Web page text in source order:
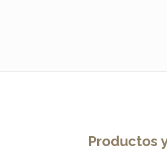
Productos